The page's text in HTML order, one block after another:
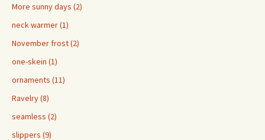
More sunny days (2)
neck warmer (1)
November frost (2)
one-skein (1)
ornaments (11)
Ravelry (8)
seamless (2)
slippers (9)